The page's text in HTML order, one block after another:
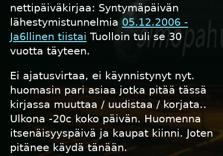
nettipäiväkirjaa: Syntymäpäivän
lähestymistunnelmia 05.12.2006 -
Ja6llinen tiistai Tuolloin tuli se 30
vuotta täyteen.
Ei ajatusvirtaa, ei käynnistynyt nyt.
huomasin pari asiaa jotka pitää tässä
kirjassa muuttaa / uudistaa / korjata..
Ulkona -20c koko päivän. Huomenna
itsenäisyyspäivä ja kaupat kiinni. Joten
pitänee käydä tänään.